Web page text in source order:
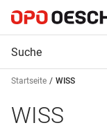
Startseite WISS
WISS